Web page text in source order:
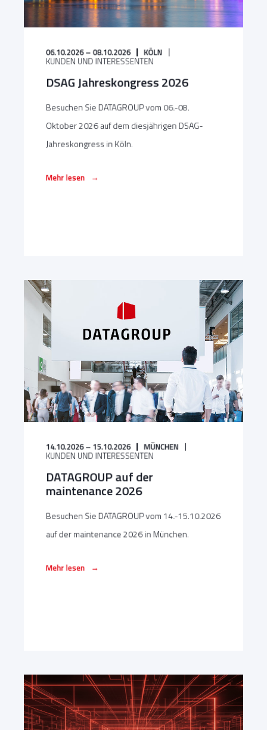
06.10.2026 – 08.10.2026 KÖLN
KUNDEN UND INTERESSENTEN
DSAG Jahreskongress 2026
Besuchen Sie DATAGROUP vom 06.-08.
Oktober 2026 auf dem diesjährigen DSAG-
Jahreskongress in Köln.
Mehr lesen →
14.10.2026 – 15.10.2026 MÜNCHEN
KUNDEN UND INTERESSENTEN
DATAGROUP auf der
maintenance 2026
Besuchen Sie DATAGROUP vom 14.-15.10.2026
auf der maintenance 2026 in München.
Mehr lesen →